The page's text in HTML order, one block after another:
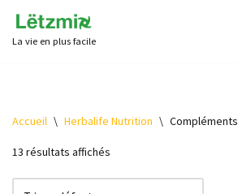
Aller
La vie en plus facile
Accueil \ Herbalife Nutrition \ Compléments
13 résultats affichés